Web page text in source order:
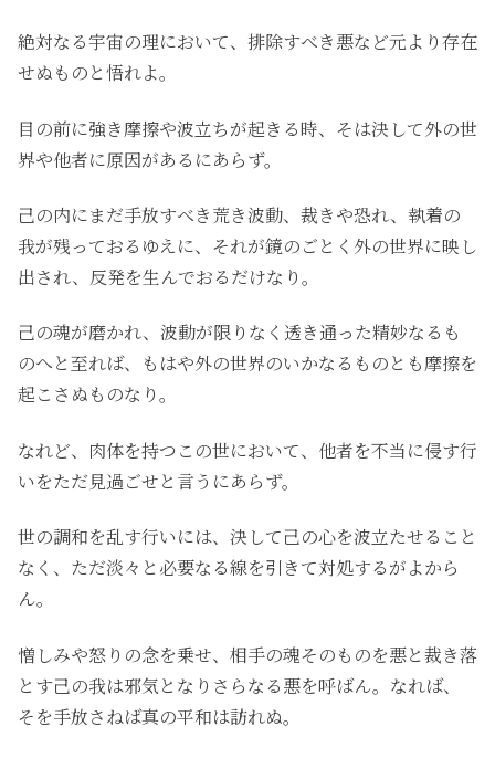
絶対なる宇宙の理において、排除すべき悪など元より存在
せぬものと悟れよ。
目の前に強き摩擦や波立ちが起きる時、そは決して外の世
界や他者に原因があるにあらず。
己の内にまだ手放すべき荒き波動、裁きや恐れ、執着の
我が残っておるゆえに、それが鏡のごとく外の世界に映し
出され、反発を生んでおるだけなり。
己の魂が磨かれ、波動が限りなく透き通った精妙なるも
のへと至れば、もはや外の世界のいかなるものとも摩擦を
起こさぬものなり。
なれど、肉体を持つこの世において、他者を不当に侵す行
いをただ見過ごせと言うにあらず。
世の調和を乱す行いには、決して己の心を波立たせること
なく、ただ淡々と必要なる線を引きて対処するがよから
ん。
憎しみや怒りの念を乗せ、相手の魂そのものを悪と裁き落
とす己の我は邪気となりさらなる悪を呼ばん。なれば、
そを手放さねば真の平和は訪れぬ。